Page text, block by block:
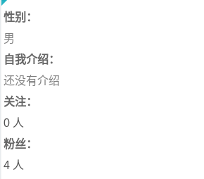
性别：
男
自我介绍：
还没有介绍
关注：
0 人
粉丝：
4 人